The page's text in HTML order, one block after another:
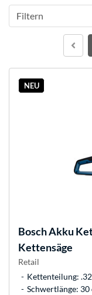
Filtern
NEU
BoschAkku
Kettensäge
Retail
Kettenteilung:
Schwertlänge: 30